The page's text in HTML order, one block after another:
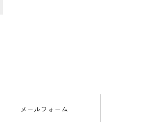
メールフォーム